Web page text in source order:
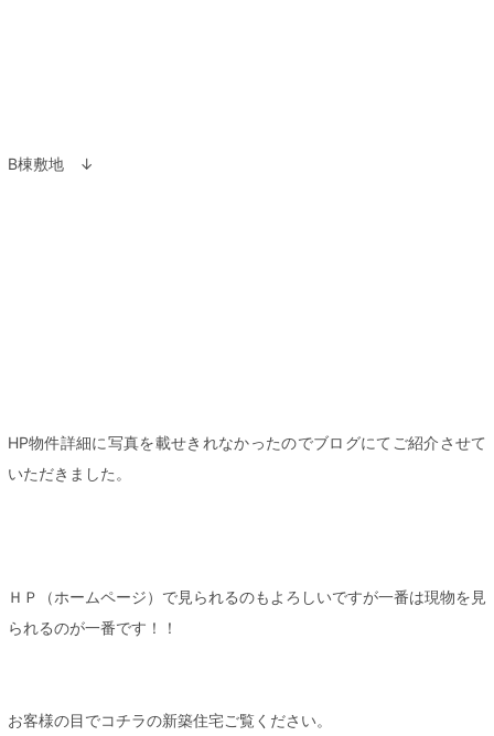
B棟敷地 ↓
HP物件詳細に写真を載せきれなかったのでブログにてご紹介させて
いただきました。
ＨＰ（ホームページ）で見られるのもよろしいですが一番は現物を見
られるのが一番です！！
お客様の目でコチラの新築住宅ご覧ください。